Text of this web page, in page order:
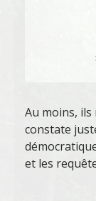
Au moins,
constate
et les